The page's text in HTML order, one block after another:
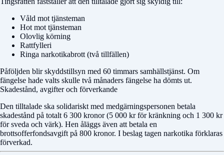
Våld mot tjänsteman
Hot mot tjänsteman
Olovlig körning
Rattfylleri
Ringa narkotikabrott (två tillfällen)
Påföljden blir skyddstillsyn med 60 timmars samhällstjänst. Om
fängelse hade valts skulle två månaders fängelse ha dömts ut.
Skadestånd, avgifter och förverkande
Den tilltalade ska solidariskt med medgärningspersonen betala
skadestånd på totalt 6 300 kronor (5 000 kr för kränkning och 1 300 kr
för sveda och värk). Hen åläggs även att betala en
brottsofferfondsavgift på 800 kronor. I beslag tagen narkotika förklaras
förverkad.